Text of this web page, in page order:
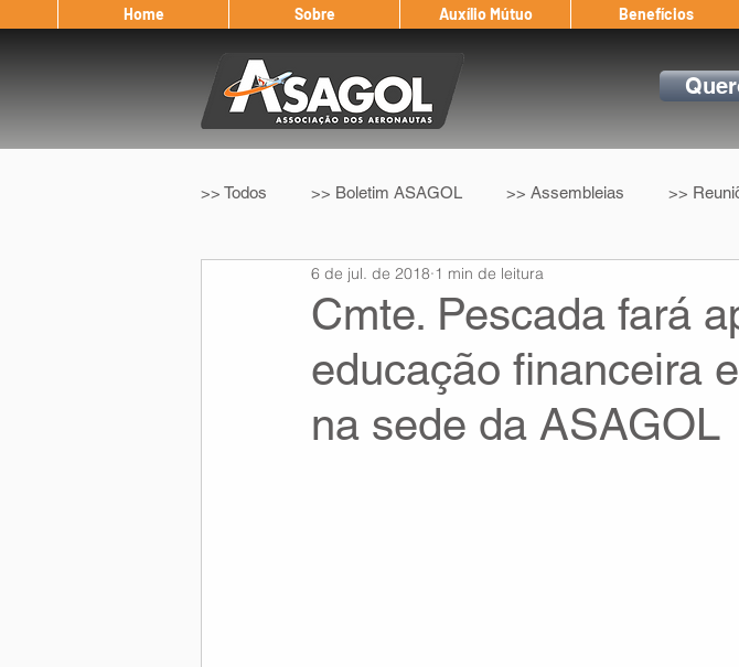
Home Sobre Auxílio Mútuo Benefícios
>> Todos >> Boletim ASAGOL >> Assembleias >>
>> Legislação >> IFALPA >> Convenção Coletiva
Eleição ASAGOL Safety Window Auxílio Mútuo
Cmte. Pescada fará
educação financeira
na sede da ASAGOL
6 de jul. de 2018 1 min de leitura